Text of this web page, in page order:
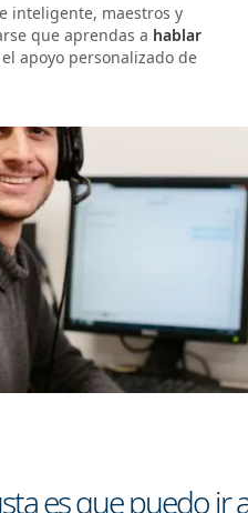
inteligente, maestros y
que aprendas a hablar
apoyo personalizado de
es que puedo ir